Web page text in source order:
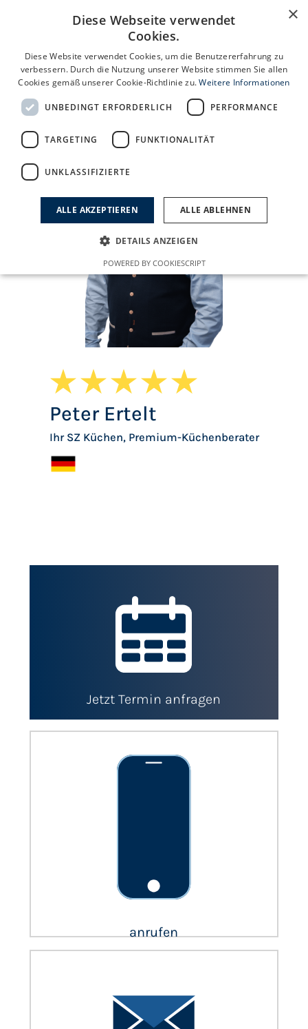
SZ KüchenStudio
Peter Ertelt
Ihr SZ Küchen, Premium-Küchenberater
Jetzt Termin anfragen
anrufen
×
Diese Webseite verwendet
Cookies.
Diese Website verwendet Cookies, um die Benutzererfahrung zu
verbessern. Durch die Nutzung unserer Website stimmen Sie allen
Cookies gemäß unserer Cookie-Richtlinie zu.Weitere Informationen
UNBEDINGT ERFORDERLICH PERFORMANCE
TARGETING FUNKTIONALITÄT
UNKLASSIFIZIERTE
ALLE AKZEPTIEREN ALLE ABLEHNEN
DETAILS ANZEIGEN
POWERED BY COOKIESCRIPT